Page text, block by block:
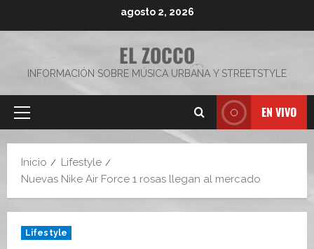
agosto 2, 2026
EL ZOCCO
INFORMACIÓN SOBRE MÚSICA URBANA Y STREETSTYLE
Menú
EN VIVO
Inicio
Lifestyle
Nuevas Nike Air Force 1 rosas llegan al mercado
Lifestyle